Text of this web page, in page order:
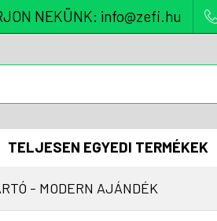
NEKÜNK: info@zefi.hu
TELJESEN EGYEDI TERMÉKEK
- MODERN AJÁNDÉK